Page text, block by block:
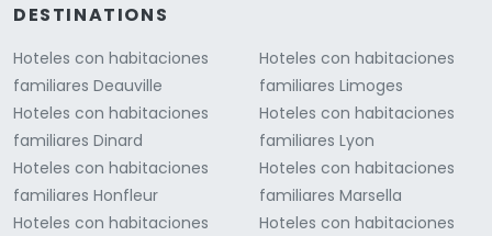
DESTINATIONS
Hoteles con habitaciones
familiares Deauville
Hoteles con habitaciones
familiares Dinard
Hoteles con habitaciones
familiares Honfleur
Hoteles con habitaciones
Hoteles con habitaciones
familiares Limoges
Hoteles con habitaciones
familiares Lyon
Hoteles con habitaciones
familiares Marsella
Hoteles con habitaciones